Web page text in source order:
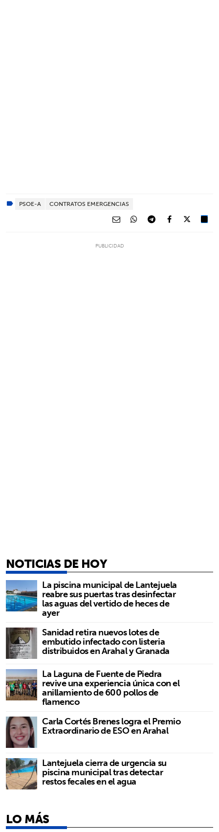
PSOE-A CONTRATOS EMERGENCIAS
NOTICIAS DE HOY
La piscina municipal de Lantejuela
reabre sus puertas tras desinfectar
las aguas del vertido de heces de
ayer
Sanidad retira nuevos lotes de
embutido infectado con listeria
distribuidos en Arahal y Granada
La Laguna de Fuente de Piedra
revive una experiencia única con el
anillamiento de 600 pollos de
flamenco
Carla Cortés Brenes logra el Premio
Extraordinario de ESO en Arahal
Lantejuela cierra de urgencia su
piscina municipal tras detectar
restos fecales en el agua
LO MÁS